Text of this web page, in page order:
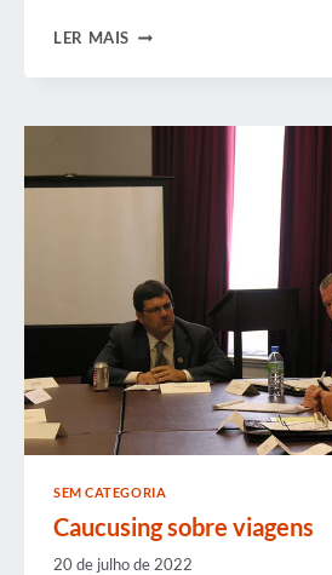
LER MAIS SIMPÓSIO
QUE
É
IMPORTANTE
SEM CATEGORIA
Caucusing sobre viagens
20 de julho de 2022